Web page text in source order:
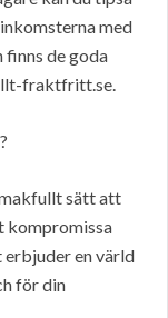
med
finns de goda
fraktfritt.se.
sätt att
kompromissa
en värld
för din